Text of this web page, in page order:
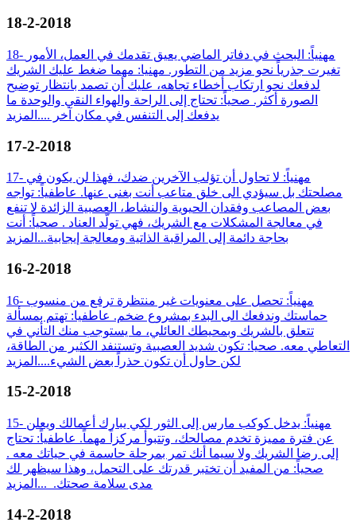
18-2-2018
18- مهنياً: البحث في دفاتر الماضي يعيق تقدمك في العمل، الأمور
تغيرت جذرياً نحو مزيد من التطور. مهنيا: مهما ضغط عليك الشريك
لدفعك نحو ارتكاب أخطاء تجاهه، عليك أن تصمد بانتظار توضيح
الصورة أكثر. صحياً: تحتاج إلى الراحة والهواء النقي والوحدة ما
يدفعك إلى التنفس في مكان آخر .... المزيد
17-2-2018
17- مهنياً: لا تحاول أن تؤلب الآخرين ضدك، فهذا لن يكون في
مصلحتك بل سيؤدي الى خلق متاعب أنت بغنى عنها. عاطفياً: تواجه
بعض المصاعب وفقدان الحيوية والنشاط، العصبية الزائدة لا تنفع
في معالجة المشكلات مع الشريك، فهي تولّد العناد . صحياً: أنت
بحاجة دائمة إلى المراقبة الذاتية ومعالجة إيجابية... المزيد
16-2-2018
16- مهنياً: تحصل على معنويات غير منتظرة ترفع من منسوب
حماستك وندفعك الى البدء بمشروع ضخم. عاطفيا: تهتم بمسألة
تتعلق بالشريك وبمحيطك العائلي، ما يستوجب منك التأني في
التعاطي معه. صحيا: تكون شديد العصبية وتستنفد الكثير من الطاقة،
لكن حاول أن تكون حذراً بعض الشيء.... المزيد
15-2-2018
15- مهنياً: يدخل كوكب مارس إلى الثور لكي يبارك أعمالك ويعلن
عن فترة مميزة تخدم مصالحك، وتتبوأ مركزاً مهماً. عاطفياً: تحتاج
إلى رضا الشريك ولا سيما أنك تمر بمرحلة حاسمة في حياتك معه .
صحياً: من المفيد أن تختبر قدرتك على التحمل، وهذا سيظهر لك
مدى سلامة صحتك. ... المزيد
14-2-2018